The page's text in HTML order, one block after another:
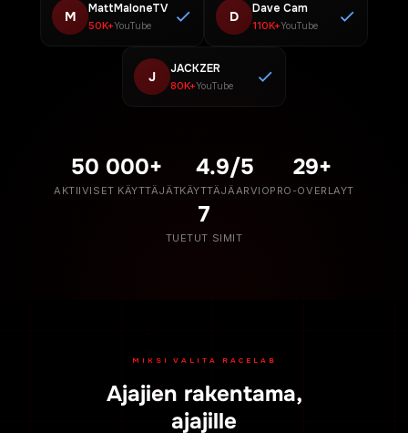
M MattMaloneTV
50K+YouTube
D Dave Cam
110K+YouTube
J JACKZER
80K+YouTube
50 000+
AKTIIVISET KÄYTTÄJÄT
4.9/5
KÄYTTÄJÄARVIO
29+
PRO-OVERLAYT
7
TUETUT SIMIT
MIKSI VALITA RACELAB
Ajajien rakentama,
ajajille